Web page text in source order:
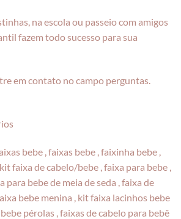
na escola ou passeio com amigos
fazem todo sucesso para sua
em contato no campo perguntas.
bebe , faixas bebe , faixinha bebe ,
faixa de cabelo/bebe , faixa para bebe ,
para bebe de meia de seda , faixa de
bebe menina , kit faixa lacinhos bebe
pérolas , faixas de cabelo para bebê